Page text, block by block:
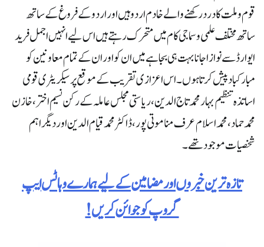
قوم و ملت کا درد رکھنے والے خادم اردو ہیں اور اردو کے فروغ کے ساتھ
ساتھ مختلف علمی و سماجی کام میں متحرک رہتے ہیں اس لیے انہیں اجمل فرید
ایوارڈ سے نوازا جانا بہت ہی بجا ہے میں ان کو اور ان کے تمام معاونین کو
مبارکباد پیش کرتا ہوں۔ اس اعزازی تقریب کے موقع پر سیکریٹری قومی
اساتذہ تنظیم بہار محمد تاج الدین، ریاستی مجلس عاملہ کے رکن نسیم اختر، خازن
محمد حماد، محمد اسلام عرف منا موتی پور، ڈاکٹر محمد قیام الدین اور دیگر اہم
شخصیات موجود تھے۔
تازہ ترین خبروں اور مضامین کے لیے ہمارے وہاٹس ایپ
گروپ کو جوائن کریں!